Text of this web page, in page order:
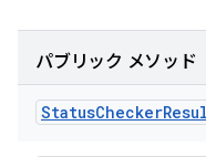
パブリック メソッド
StatusChecker